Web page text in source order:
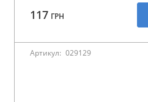
117 ГРН
Артикул: 029129